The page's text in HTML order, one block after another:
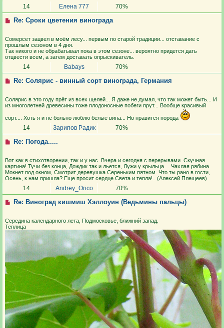
14 Елена 777 70%
Re: Сроки цветения винограда
Сомерсет зацвел в моём лесу... первым по старой традиции... отставание с
прошлым сезоном в 4 дня.
Так никого и не обрабатывал пока в этом сезоне... вероятно придется дать
отцвести всем, а затем доставать опрыскиватель.
14 Babays 70%
Re: Солярис - винный сорт винограда, Германия
Солярис в это году прёт из всех щелей... Я даже не думал, что так может быть... И
из многолетней древесины тоже плодоносные побеги прут... Вообще красивый
сорт.... Хоть я и не больно люблю белые вина... Но нравится порода
14 Зарипов Радик 70%
Re: Погода.....
Вот как в стихотворении, так и у нас. Вчера и сегодня с перерывами. Скучная
картина! Тучи без конца, Дождик так и льется, Лужи у крыльца… Чахлая рябина
Мокнет под окном, Смотрит деревушка Сереньким пятном. Что ты рано в гости,
Осень, к нам пришла? Еще просит сердце Света и тепла!.. (Алексей Плещеев)
14 Andrey_Orico 70%
Re: Виноград кишмиш Хэллоуин (Ведьмины пальцы)
Середина календарного лета, Подмосковье, ближний запад.
Теплица